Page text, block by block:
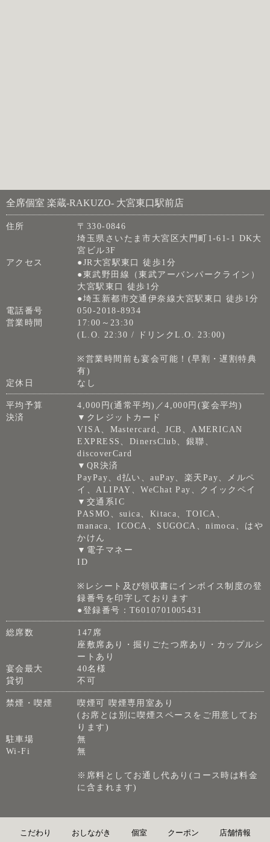
全席個室 楽蔵‐RAKUZO‐ 大宮東口駅前店
住所
〒330-0846
埼玉県さいたま市大宮区大門町1-61-1 DK大
宮ビル3F
アクセス
●JR大宮駅東口 徒歩1分
●東武野田線（東武アーバンパークライン）
大宮駅東口 徒歩1分
●埼玉新都市交通伊奈線大宮駅東口 徒歩1分
電話番号
050-2018-8934
営業時間
17:00～23:30
(L.O. 22:30 / ドリンクL.O. 23:00)
※営業時間前も宴会可能！(早割・遅割特典
有)
定休日
なし
平均予算
4,000円(通常平均)／4,000円(宴会平均)
決済
▼クレジットカード
VISA、Mastercard、JCB、AMERICAN
EXPRESS、DinersClub、銀聯、
discoverCard
▼QR決済
PayPay、d払い、auPay、楽天Pay、メルペ
イ、ALIPAY、WeChat Pay、クイックペイ
▼交通系IC
PASMO、suica、Kitaca、TOICA、
manaca、ICOCA、SUGOCA、nimoca、はや
かけん
▼電子マネー
ID
※レシート及び領収書にインボイス制度の登
録番号を印字しております
●登録番号：T6010701005431
総席数
147席
座敷席あり・掘りごたつ席あり・カップルシ
ートあり
宴会最大
40名様
貸切
不可
禁煙・喫煙
喫煙可 喫煙専用室あり
(お席とは別に喫煙スペースをご用意してお
ります)
駐車場
無
Wi-Fi
無
※席料としてお通し代あり(コース時は料金
に含まれます)
こだわり おしながき 個室 クーポン 店舗情報